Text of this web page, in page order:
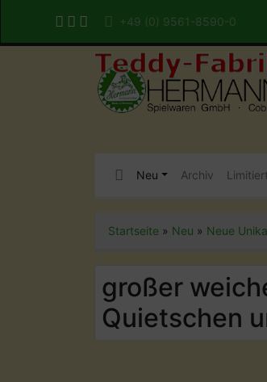
+49 (0) 9561-8590-0
Neu Archiv
Startseite » Neu » Neue
großer
Quietschen